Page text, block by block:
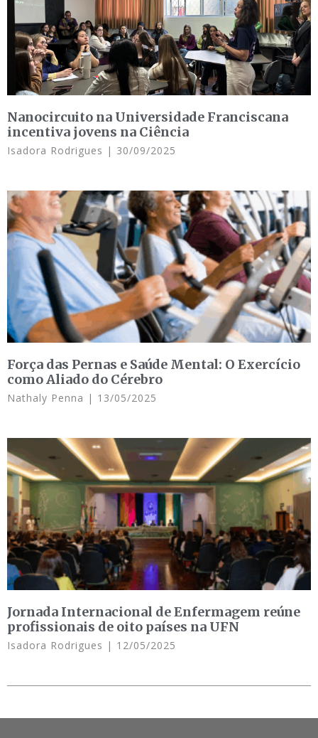
Nanocircuito na Universidade Franciscana
incentiva jovens na Ciência
Isadora Rodrigues 30/09/2025
Força das Pernas e Saúde Mental: O Exercício
como Aliado do Cérebro
Nathaly Penna 13/05/2025
Jornada Internacional de Enfermagem reúne
profissionais de oito países na UFN
Isadora Rodrigues 12/05/2025